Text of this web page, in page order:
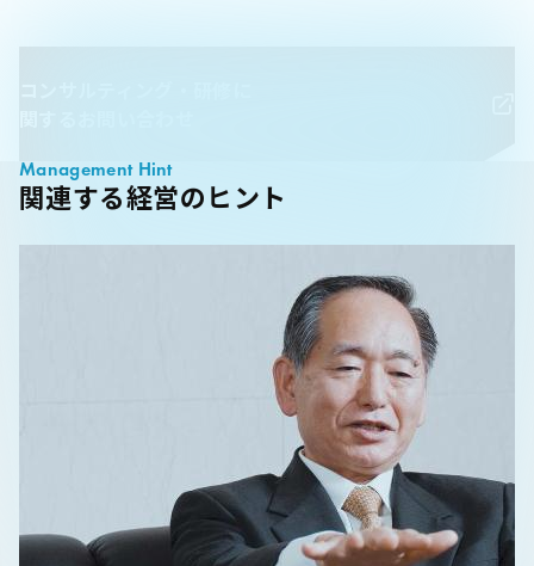
関連する経営のヒント
Management Hint